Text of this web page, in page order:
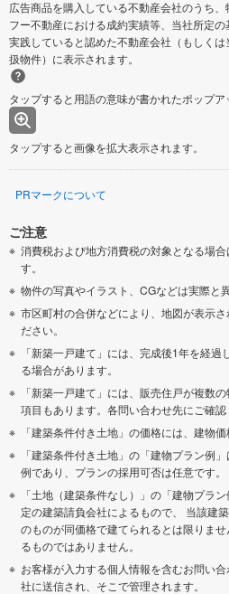
広告商品を購入している不動産会社のうち
フー不動産における成約実績等、当社所定
実践していると認めた不動産会社（もしく
扱物件）に表示されます。
タップすると用語の意味が書かれたポップア
タップすると画像を拡大表示されます。
PRマークについて
ご注意
消費税および地方消費税の対象となる場
す。
物件の写真やイラスト、CGなどは実際と
市区町村の合併などにより、地図が表示
ださい。
「新築一戸建て」には、完成後1年を経
る場合があります。
「新築一戸建て」には、販売住戸が複数
項目もあります。各問い合わせ先にご確認
「建築条件付き土地」の価格には、建物価
「建築条件付き土地」の「建物プラン例
例であり、プランの採用可否は任意です。
「土地（建築条件なし）」の「建物プラ
定の建築請負会社によるもので、 当該建
のものが同価格で建てられるとは限りま
るものではありません。
お客様が入力する個人情報を含むお問い
社に送信され、そこで管理されます。